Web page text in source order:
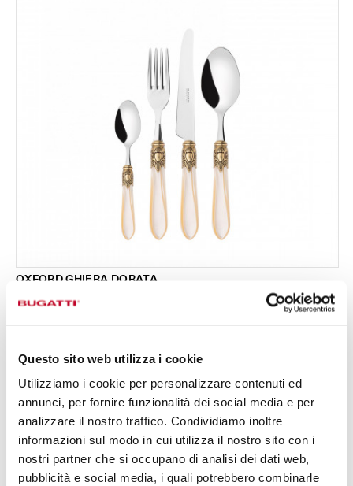
Questo sito web utilizza i cookie
Utilizziamo i cookie per personalizzare contenuti ed
annunci, per fornire funzionalità dei social media e per
analizzare il nostro traffico. Condividiamo inoltre
informazioni sul modo in cui utilizza il nostro sito con i
nostri partner che si occupano di analisi dei dati web,
pubblicità e social media, i quali potrebbero combinarle
OXFORD GHIERA DORATA
333,00 €
24 PEZZI PER 6 PERSONE